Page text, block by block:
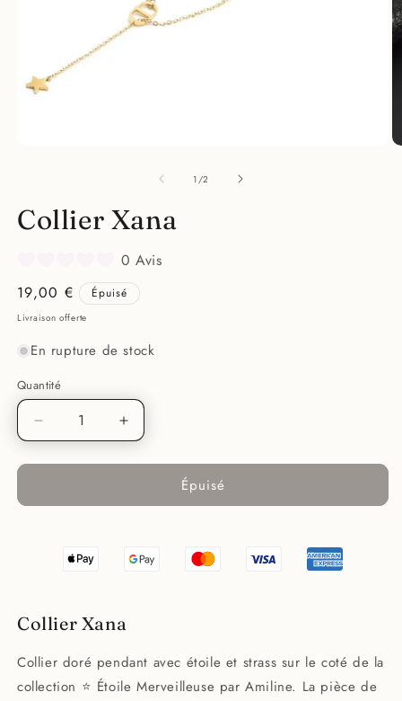
une
fenêtre
1 /de
2
Collier Xana
0 Avis
Prix
habituel
19,00 € Épuisé
Livraison offerte
En rupture de stock
Quantité
Réduire
la
quantité
Collier
Augmenter
la
quantité
Collier
Épuisé
Collier Xana
Collier doré pendant avec étoile et strass sur le coté de la
collection ⭐ Étoile Merveilleuse par Amiline. La pièce de